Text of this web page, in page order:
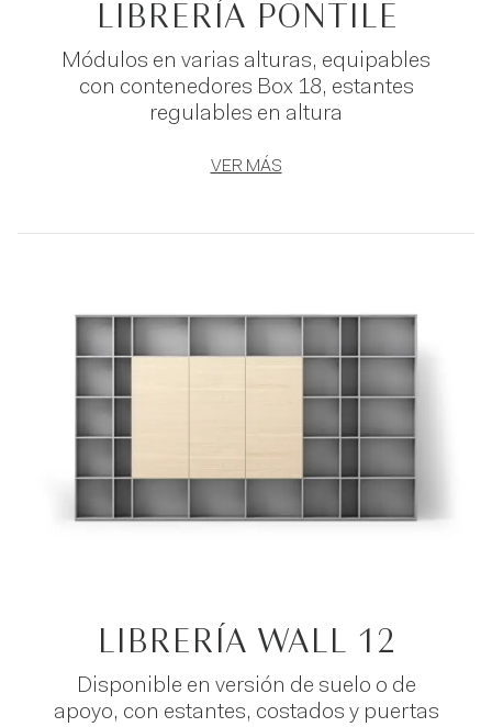
LIBRERÍA PONTILE
Módulos en varias alturas, equipables
con contenedores Box 18, estantes
regulables en altura
VER MÁS
LIBRERÍA WALL 12
Disponible en versión de suelo o de
apoyo, con estantes, costados y puertas